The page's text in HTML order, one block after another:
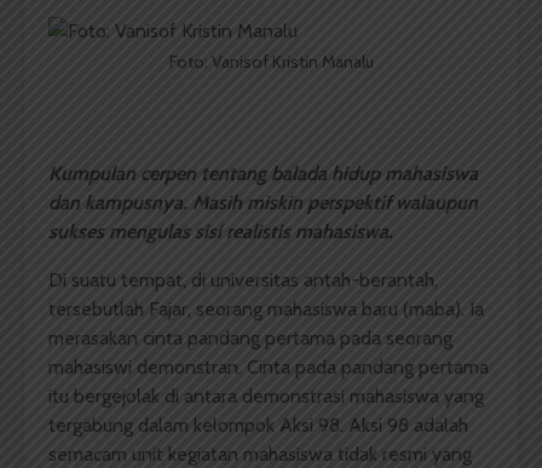
Foto: Vanisof Kristin Manalu
Kumpulan cerpen tentang balada hidup mahasiswa
dan kampusnya. Masih miskin perspektif walaupun
sukses mengulas sisi realistis mahasiswa.
Di suatu tempat, di universitas antah-berantah,
tersebutlah Fajar, seorang mahasiswa baru (maba). Ia
merasakan cinta pandang pertama pada seorang
mahasiswi demonstran. Cinta pada pandang pertama
itu bergejolak di antara demonstrasi mahasiswa yang
tergabung dalam kelompok Aksi 98. Aksi 98 adalah
semacam unit kegiatan mahasiswa tidak resmi yang